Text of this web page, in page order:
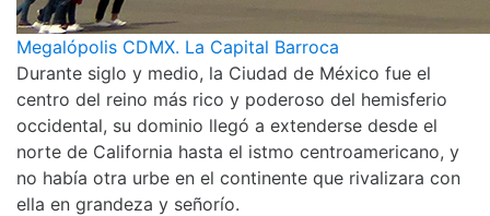
Megalópolis CDMX. La Capital Barroca
Durante siglo y medio, la Ciudad de México fue el
centro del reino más rico y poderoso del hemisferio
occidental, su dominio llegó a extenderse desde el
norte de California hasta el istmo centroamericano, y
no había otra urbe en el continente que rivalizara con
ella en grandeza y señorío.